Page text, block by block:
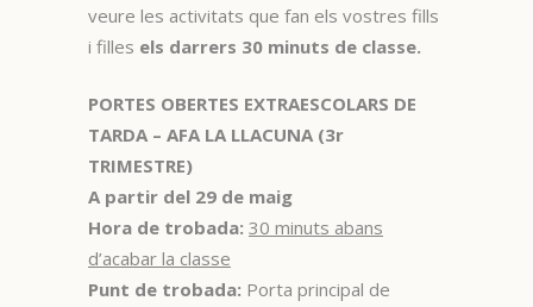
veure les activitats que fan els vostres fills
i filles els darrers 30 minuts de classe.
PORTES OBERTES EXTRAESCOLARS DE
TARDA – AFA LA LLACUNA (3r
TRIMESTRE)
A partir del 29 de maig
Hora de trobada: 30 minuts abans
d’acabar la classe
Punt de trobada: Porta principal de